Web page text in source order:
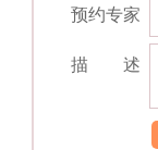
预约专家
描 述